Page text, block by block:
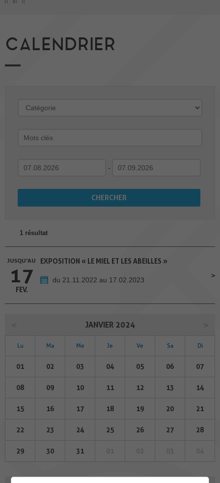
CALENDRIER
-
1 résultat
JUSQU'AU
17
FEV.
EXPOSITION « LE MIEL ET LES ABEILLES »
du 21.11.2022 au 17.02.2023
JANVIER 2024
Lu Ma Me Je Ve Sa Di
01 02 03 04 05 06 07
08 09 10 11 12 13 14
15 16 17 18 19 20 21
22 23 24 25 26 27 28
29 30 31